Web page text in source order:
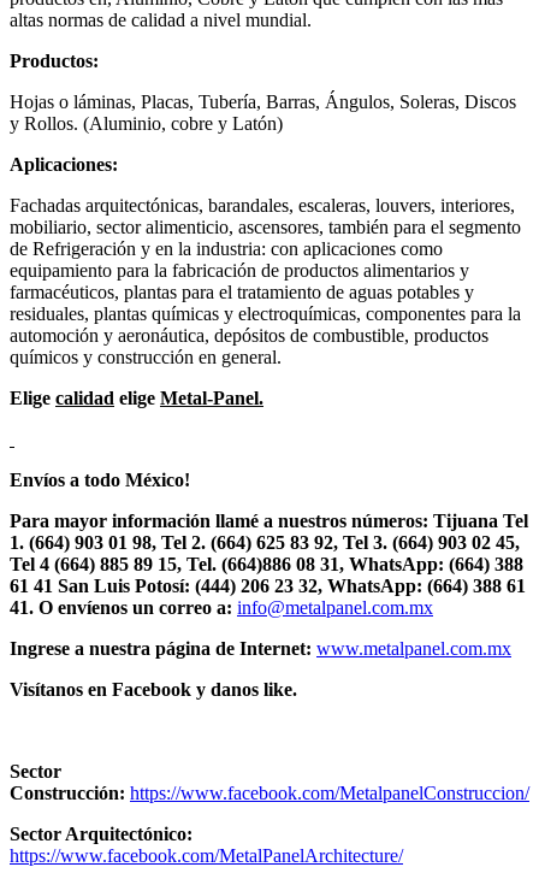
altas normas de calidad a nivel mundial.
Productos:
Hojas o láminas, Placas, Tubería, Barras, Ángulos, Soleras, Discos
y Rollos. (Aluminio, cobre y Latón)
Aplicaciones:
Fachadas arquitectónicas, barandales, escaleras, louvers, interiores,
mobiliario, sector alimenticio, ascensores, también para el segmento
de Refrigeración y en la industria: con aplicaciones como
equipamiento para la fabricación de productos alimentarios y
farmacéuticos, plantas para el tratamiento de aguas potables y
residuales, plantas químicas y electroquímicas, componentes para la
automoción y aeronáutica, depósitos de combustible, productos
químicos y construcción en general.
Elige calidad elige Metal-Panel.
Envíos a todo México!
Para mayor información llamé a nuestros números: Tijuana Tel
1. (664) 903 01 98, Tel 2. (664) 625 83 92, Tel 3. (664) 903 02 45,
Tel 4 (664) 885 89 15, Tel. (664)886 08 31, WhatsApp: (664) 388
61 41 San Luis Potosí: (444) 206 23 32, WhatsApp: (664) 388 61
41. O envíenos un correo a: info@metalpanel.com.mx
Ingrese a nuestra página de Internet: www.metalpanel.com.mx
Visítanos en Facebook y danos like.
Sector
Construcción: https://www.facebook.com/MetalpanelConstruccion/
Sector Arquitectónico:
https://www.facebook.com/MetalPanelArchitecture/